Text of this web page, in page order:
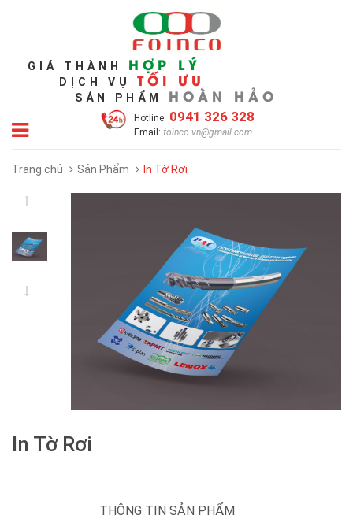
GIÁ THÀNH HỢP LÝ
DỊCH VỤ TỐI ƯU
SẢN PHẨM HOÀN HẢO
Hotline: 0941 326 328
Email: foinco.vn@gmail.com
Trang chủ Sản Phẩm In Tờ Rơi
In Tờ Rơi
THÔNG TIN SẢN PHẨM